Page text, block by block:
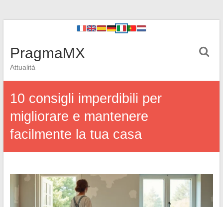
PragmaMX
Attualità
10 consigli imperdibili per
migliorare e mantenere
facilmente la tua casa